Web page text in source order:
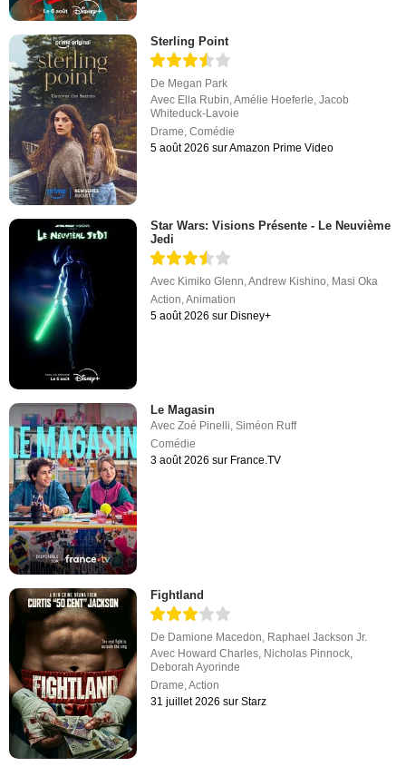
Sterling Point
De Megan Park
Avec Ella Rubin ,Amélie Hoeferle ,Jacob
Whiteduck-Lavoie
Drame ,Comédie
5 août 2026 sur Amazon Prime Video
Star Wars: Visions Présente - Le Neuvième
Jedi
Avec Kimiko Glenn,Andrew Kishino, Masi Oka
Action,Animation
5 août 2026 sur Disney+
Le Magasin
AvecZoé Pinelli,Siméon Ruff
Comédie
3 août 2026 sur France.TV
Fightland
De Damione Macedon Raphael Jackson Jr.
Avec Howard Charles Nicholas Pinnock
Deborah Ayorinde
Drame ,Action
31 juillet 2026 sur Starz